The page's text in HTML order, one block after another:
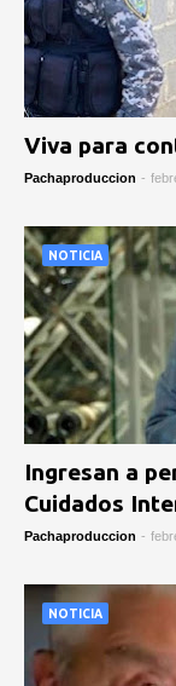
Viva para
Pachaproduccion -
NOTICIA
Ingresan a
Cuidados
Pachaproduccion -
NOTICIA